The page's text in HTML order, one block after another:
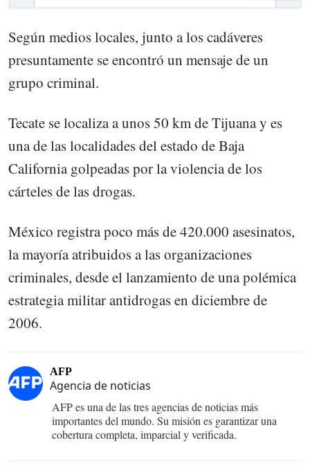
Según medios locales, junto a los cadáveres
presuntamente se encontró un mensaje de un
grupo criminal.
Tecate se localiza a unos 50 km de Tijuana y es
una de las localidades del estado de Baja
California golpeadas por la violencia de los
cárteles de las drogas.
México registra poco más de 420.000 asesinatos,
la mayoría atribuidos a las organizaciones
criminales, desde el lanzamiento de una polémica
estrategia militar antidrogas en diciembre de
2006.
AFP
Agencia de noticias
AFP es una de las tres agencias de noticias más
importantes del mundo. Su misión es garantizar una
cobertura completa, imparcial y verificada.